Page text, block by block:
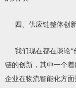
四、供应链整体创
我们现在都在谈论“
链的创新，其中一个
企业在物流智能化方面